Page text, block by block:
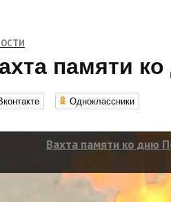
памяти
Одноклассники
Вахта памяти ко дню